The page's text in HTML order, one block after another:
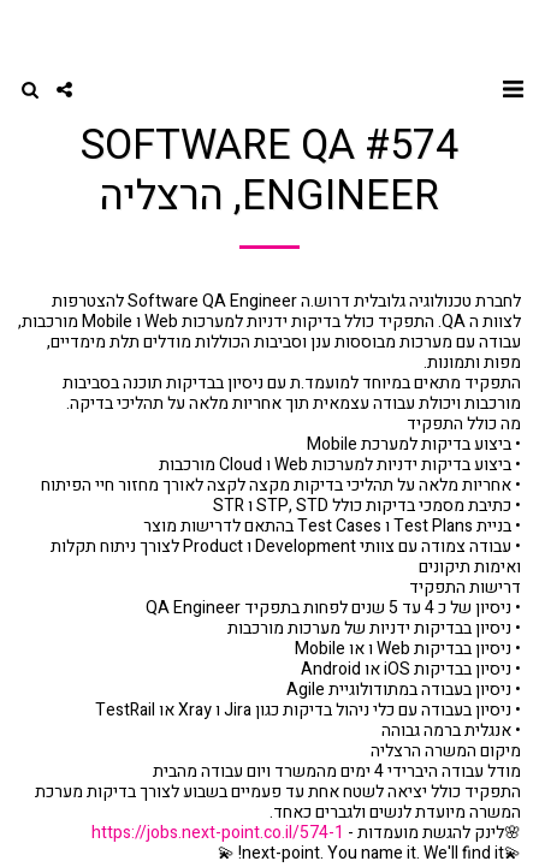
דף הבית
#574 SOFTWARE QA
ENGINEER, הרצליה
לחברת טכנולוגיה גלובלית דרוש.ה Software QA Engineer להצטרפות
לצוות ה QA. התפקיד כולל בדיקות ידניות למערכות Web ו Mobile מורכבות,
עבודה עם מערכות מבוססות ענן וסביבות הכוללות מודלים תלת מימדיים,
מפות ותמונות.
התפקיד מתאים במיוחד למועמד.ת עם ניסיון בבדיקות תוכנה בסביבות
מורכבות ויכולת עבודה עצמאית תוך אחריות מלאה על תהליכי בדיקה.
מה כולל התפקיד
• ביצוע בדיקות למערכת Mobile
• ביצוע בדיקות ידניות למערכות Web ו Cloud מורכבות
• אחריות מלאה על תהליכי בדיקות מקצה לקצה לאורך מחזור חיי הפיתוח
• כתיבת מסמכי בדיקות כולל STP, STD ו STR
• בניית Test Plans ו Test Cases בהתאם לדרישות מוצר
• עבודה צמודה עם צוותי Development ו Product לצורך ניתוח תקלות
ואימות תיקונים
דרישות התפקיד
• ניסיון של כ 4 עד 5 שנים לפחות בתפקיד QA Engineer
• ניסיון בבדיקות ידניות של מערכות מורכבות
• ניסיון בבדיקות Web ו או Mobile
• ניסיון בבדיקות iOS או Android
• ניסיון בעבודה במתודולוגיית Agile
• ניסיון בעבודה עם כלי ניהול בדיקות כגון Jira ו Xray או TestRail
• אנגלית ברמה גבוהה
מיקום המשרה הרצליה
מודל עבודה היברידי 4 ימים מהמשרד ויום עבודה מהבית
התפקיד כולל יציאה לשטח אחת עד פעמיים בשבוע לצורך בדיקות מערכת
המשרה מיועדת לנשים ולגברים כאחד.
🌸לינק להגשת מועמדות - https://jobs.next-point.co.il/574-1
💫next-point. You name it. We'll find it! 💫